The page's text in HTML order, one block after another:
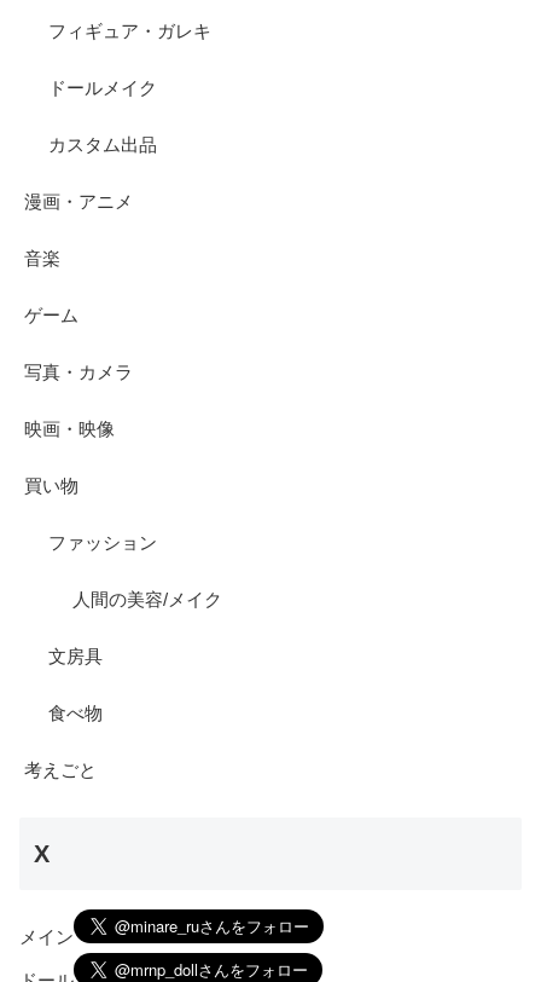
フィギュア・ガレキ
ドールメイク
カスタム出品
漫画・アニメ
音楽
ゲーム
写真・カメラ
映画・映像
買い物
ファッション
人間の美容/メイク
文房具
食べ物
考えごと
X
メイン